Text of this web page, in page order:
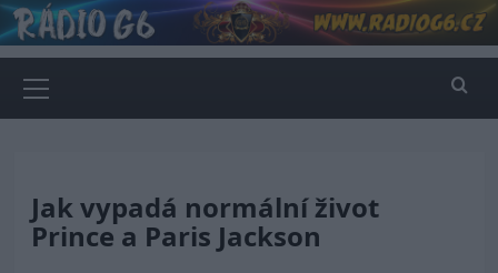
Skip
to
content
Menu
Jak vypadá normální život
Prince a Paris Jackson